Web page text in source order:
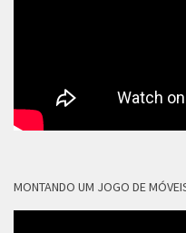
MONTANDO UM JOGO DE